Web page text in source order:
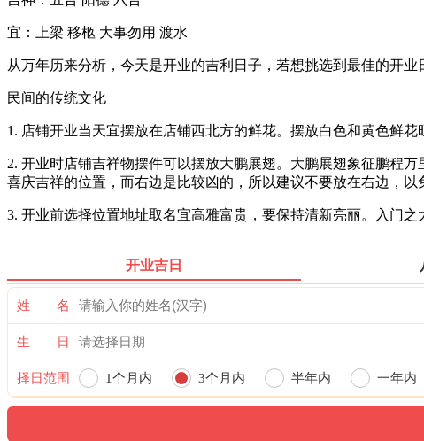
宜：上梁 移柩 大事勿用 渡水
从万年历来分析，今天是开业的吉利日子，若想挑选到最佳的开业
民间的传统文化
1. 店铺开业当天宜摆放在店铺西北方的鲜花。摆放白色和黄色鲜
2. 开业时店铺吉祥物摆件可以摆放大鹏展翅。大鹏展翅象征鹏程
喜庆吉祥的位置，而右边是比较凶的，所以建议不要放在右边，以
3. 开业前选择位置地址取名宜高雅富贵，要保持清新亮丽。入门之
开业吉日
姓 名
生 日
择日范围 1个月内 3个月内 半年内 一年内